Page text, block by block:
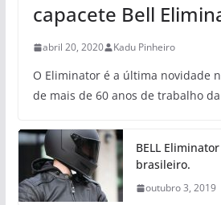
capacete Bell
abril 20, 2020 Kadu Pinheiro
O Eliminator é a última novidade
de mais de 60 anos de trabalho
BELL
brasileiro.
outubro 3, 2019